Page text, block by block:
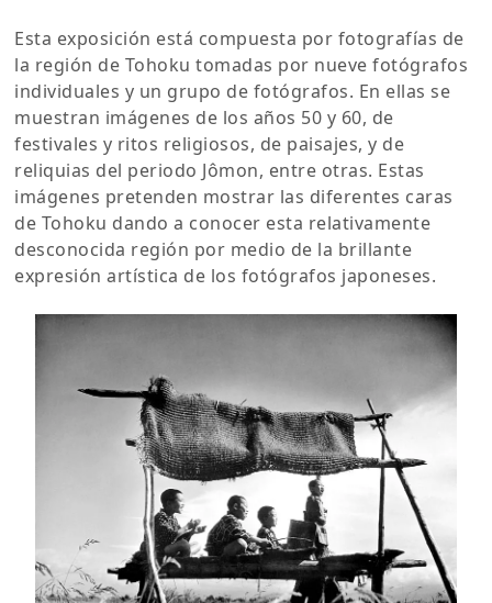
Esta exposición está compuesta por fotografías de
la región de Tohoku tomadas por nueve fotógrafos
individuales y un grupo de fotógrafos. En ellas se
muestran imágenes de los años 50 y 60, de
festivales y ritos religiosos, de paisajes, y de
reliquias del periodo Jômon, entre otras. Estas
imágenes pretenden mostrar las diferentes caras
de Tohoku dando a conocer esta relativamente
desconocida región por medio de la brillante
expresión artística de los fotógrafos japoneses.